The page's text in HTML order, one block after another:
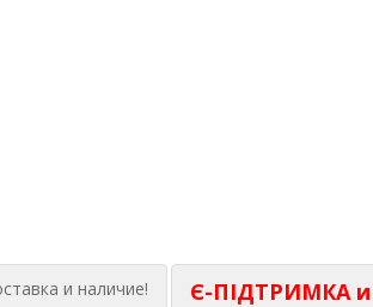
и наличие! Є-ПІДТРИМКА и